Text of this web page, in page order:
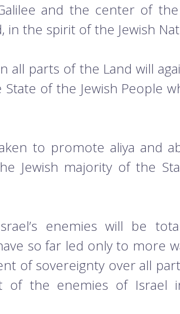
and the center of
the spirit of the Jewish
all parts of the Land will
of the Jewish People
to promote aliya and
Jewish majority of the
enemies will be
so far led only to more
of sovereignty over all
of the enemies of Israel